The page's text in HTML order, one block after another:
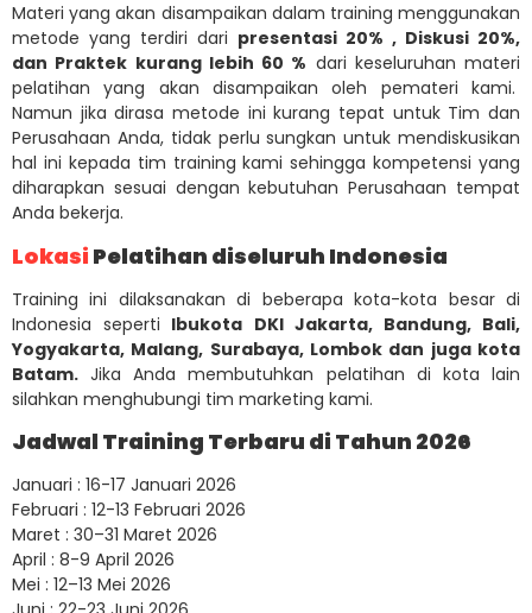
Materi yang akan disampaikan dalam training menggunakan
metode yang terdiri dari presentasi 20% , Diskusi 20%,
dan Praktek kurang lebih 60 % dari keseluruhan materi
pelatihan yang akan disampaikan oleh pemateri kami.
Namun jika dirasa metode ini kurang tepat untuk Tim dan
Perusahaan Anda, tidak perlu sungkan untuk mendiskusikan
hal ini kepada tim training kami sehingga kompetensi yang
diharapkan sesuai dengan kebutuhan Perusahaan tempat
Anda bekerja.
Lokasi Pelatihan diseluruh Indonesia
Training ini dilaksanakan di beberapa kota-kota besar di
Indonesia seperti Ibukota DKI Jakarta, Bandung, Bali,
Yogyakarta, Malang, Surabaya, Lombok dan juga kota
Batam. Jika Anda membutuhkan pelatihan di kota lain
silahkan menghubungi tim marketing kami.
Jadwal Training Terbaru di Tahun 2026
Januari : 16-17 Januari 2026
Februari : 12-13 Februari 2026
Maret : 30–31 Maret 2026
April : 8-9 April 2026
Mei : 12–13 Mei 2026